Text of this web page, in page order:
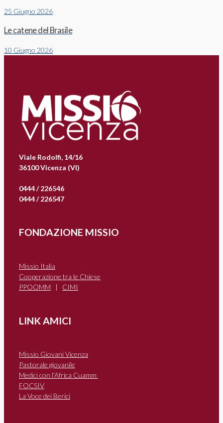
25 Giugno 2026
Le catene del Brasile
10 Giugno 2026
Viale Rodolfi, 14/16
36100 Vicenza (VI)
0444 / 226546
0444 / 226547
FONDAZIONE MISSIO
Missio Italia
Cooperazione tra le Chiese
PPOOMM | CIMI
LINK AMICI
Missio Giovani Vicenza
Pastorale giovanile
Medici con l’Africa Cuamm
FOCSIV
La Voce dei Berici